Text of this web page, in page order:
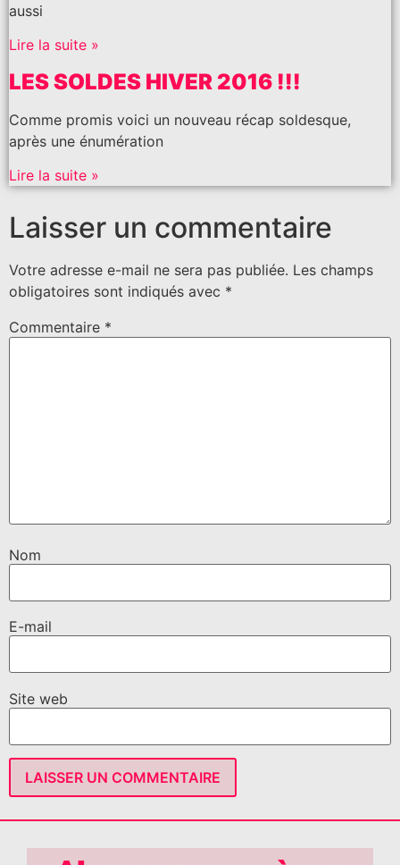
aussi
Lire la suite »
LES SOLDES HIVER 2016 !!!
Comme promis voici un nouveau récap soldesque,
après une énumération
Lire la suite »
Laisser un commentaire
Votre adresse e-mail ne sera pas publiée. Les champs
obligatoires sont indiqués avec *
Commentaire *
Nom
E-mail
Site web